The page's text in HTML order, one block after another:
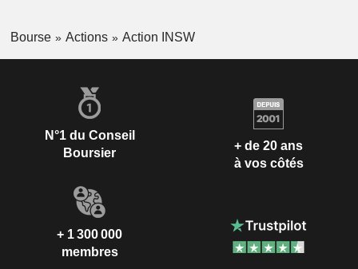
Bourse Actions Action INSW
N°1 du Conseil
Boursier
+ de 20 ans
à vos côtés
+ 1 300 000
membres